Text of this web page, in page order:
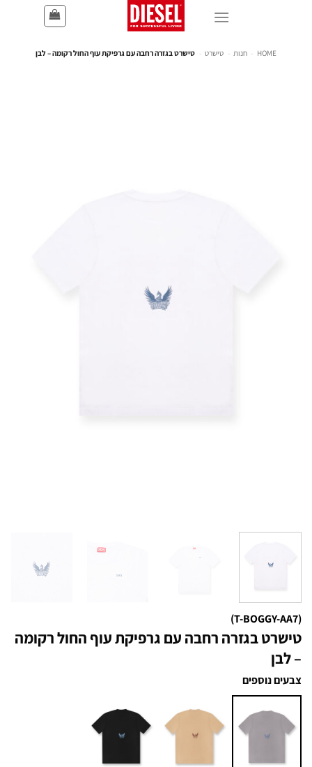
HOME
- חנות - טישרט - טישרט בגזרה רחבה עם גרפיקת עוף החול רקומה – לבן
(T-BOGGY-AA7)
טישרט בגזרה רחבה עם גרפיקת עוף החול רקומה
– לבן
צבעים נוספים